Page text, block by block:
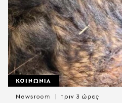
ΚΟΙΝΩΝΙΑ
Newsroom πριν 3 ώρες